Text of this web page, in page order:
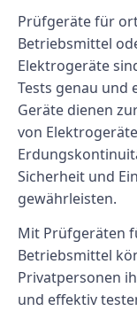
Prüfgeräte für
Betriebsmittel
Elektrogeräte
Tests genau und
Geräte dienen
von
Sicherheit und
gewährleisten.
Mit Prüfgeräten
Betriebsmittel
Privatpersonen
und effektiv